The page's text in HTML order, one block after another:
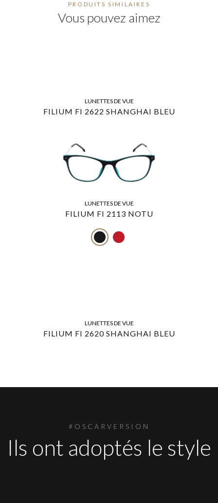
PRODUITS SIMILAIRES
Vous pouvez aimez
LUNETTES DE VUE
FILIUM FI 2622 SHANGHAI BLEU
LUNETTES DE VUE
FILIUM FI 2113 NOTU
LUNETTES DE VUE
FILIUM FI 2620 SHANGHAI BLEU
#OSCARVERSION
Ils ont adoptés le style